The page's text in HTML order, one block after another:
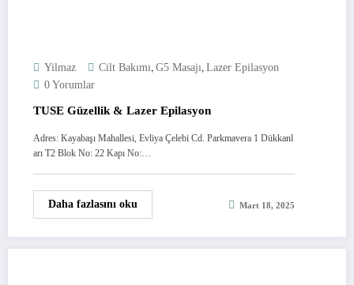
Yilmaz Cilt Bakımı, G5 Masajı, Lazer Epilasyon
0 Yorumlar
TUSE Güzellik & Lazer Epilasyon
Adres: Kayabaşı Mahallesi, Evliya Çelebi Cd. Parkmavera 1 Dükkanl
arı T2 Blok No: 22 Kapı No:…
Daha fazlasını oku Mart 18, 2025